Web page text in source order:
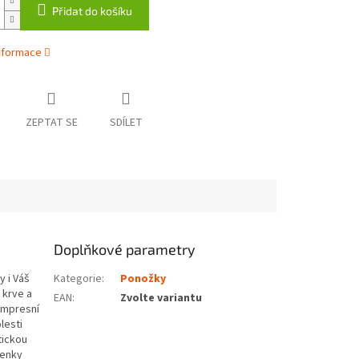
Přidat do košíku
ZEPTAT SE SDÍLET
i Váš
a
Doplňkové parametry
Kategorie:
Ponožky
EAN: Zvolte variantu